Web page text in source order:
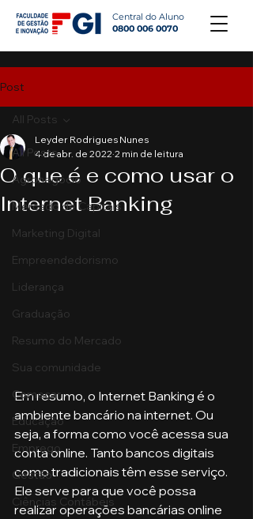
Central do Aluno
0800 006 0070
Post
All Posts
Agronegócio
Mercado de Capitais
Marketing Digital
Empreendedorismo
Liderança
Graduação
Resumo do Mercado
Sua comunidade
Começar
Educação
Emprego
Gestão
Ciências Contábeis
All Posts
O que é e como usar o
Internet Banking
Leyder Rodrigues Nunes
4 de abr. de 2022 2 min de leitura
Em resumo, o Internet Banking é o
ambiente bancário na internet. Ou
seja, a forma como você acessa sua
conta online. Tanto bancos digitais
como tradicionais têm esse serviço.
Ele serve para que você possa
realizar operações bancárias online